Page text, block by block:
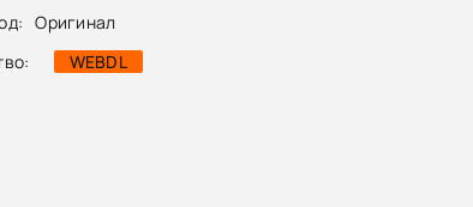
Оригинал
WEBDL